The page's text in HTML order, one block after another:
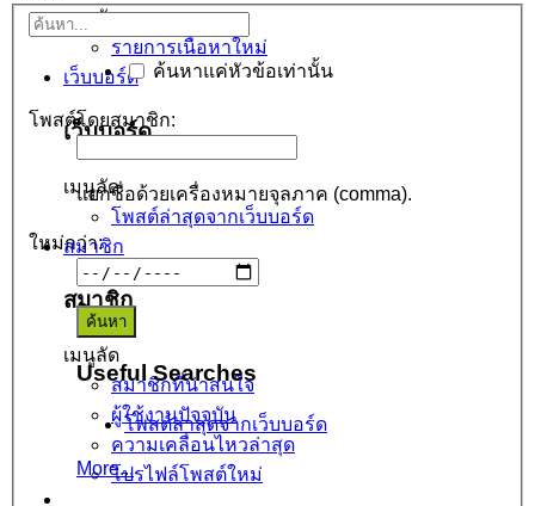
เมนูลัด
รายการเนื้อหาใหม่
เว็บบอร์ด
เว็บบอร์ด
เมนูลัด
โพสต์ล่าสุดจากเว็บบอร์ด
สมาชิก
สมาชิก
เมนูลัด
สมาชิกที่น่าสนใจ
ผู้ใช้งานปัจจุบัน
ความเคลื่อนไหวล่าสุด
โปรไฟล์โพสต์ใหม่
ค้นหาแค่หัวข้อเท่านั้น
โพสต์โดยสมาชิก:
แยกชื่อด้วยเครื่องหมายจุลภาค (comma).
ใหม่กว่า:
Useful Searches
โพสต์ล่าสุดจากเว็บบอร์ด
More...